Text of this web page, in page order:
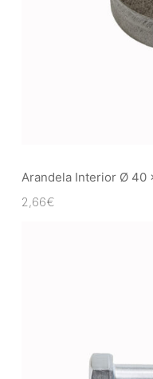
Arandela Interior Ø 40
2,66€